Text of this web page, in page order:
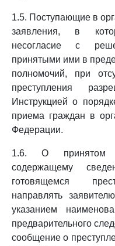
1.5. Поступающие в
заявления, в
несогласие с
принятыми ими в
полномочий, при
преступления
Инструкцией о
приема граждан в
Федерации.
1.6. О принятом
содержащему
готовящемся
направлять
указанием
предварительного
сообщение о